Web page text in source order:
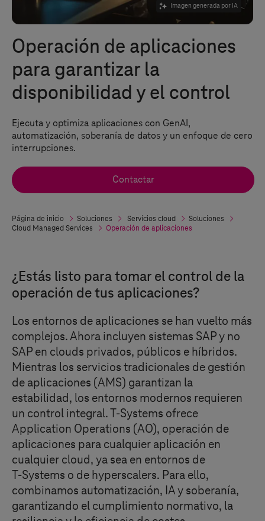
Imagen generada por IA
Operación de aplicaciones
para garantizar la
disponibilidad y el control
Ejecuta y optimiza aplicaciones con GenAI,
automatización, soberanía de datos y un enfoque de cero
interrupciones.
Contactar
Página de inicio Soluciones Servicios cloud
Soluciones
Cloud Managed Services
Operación de aplicaciones
¿Estás listo para tomar el control de la
operación de tus aplicaciones?
Los entornos de aplicaciones se han vuelto más
complejos. Ahora incluyen sistemas SAP y no
SAP en clouds privados, públicos e híbridos.
Mientras los servicios tradicionales de gestión
de aplicaciones (AMS) garantizan la
estabilidad, los entornos modernos requieren
un control integral.T-Systems ofrece
Application Operations (AO), operación de
aplicaciones para cualquier aplicación en
cualquier cloud, ya sea en entornos de
T-Systems o de hyperscalers. Para ello,
combinamos automatización, IA y soberanía,
garantizando el cumplimiento normativo, la